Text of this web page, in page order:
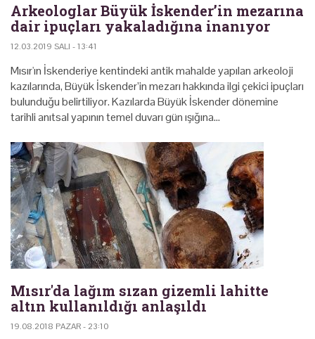
Arkeologlar Büyük İskender’in mezarına
dair ipuçları yakaladığına inanıyor
12.03.2019 SALI - 13:41
Mısır'ın İskenderiye kentindeki antik mahalde yapılan arkeoloji
kazılarında, Büyük İskender’in mezarı hakkında ilgi çekici ipuçları
bulunduğu belirtiliyor. Kazılarda Büyük İskender dönemine
tarihli anıtsal yapının temel duvarı gün ışığına…
Mısır'da lağım sızan gizemli lahitte
altın kullanıldığı anlaşıldı
19.08.2018 PAZAR - 23:10